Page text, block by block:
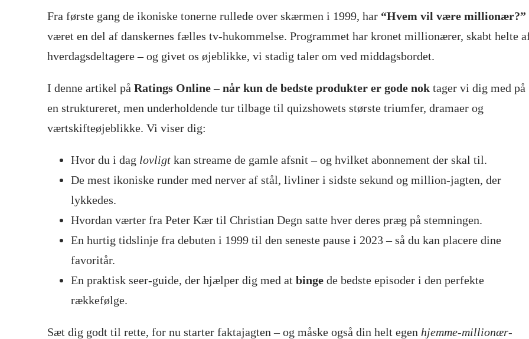
Fra første gang de ikoniske tonerne rullede over skærmen i 1999, har “Hvem vil være millionær?”
været en del af danskernes fælles tv-hukommelse. Programmet har kronet millionærer, skabt helte
hverdagsdeltagere – og givet os øjeblikke, vi stadig taler om ved middagsbordet.
I denne artikel på Ratings Online – når kun de bedste produkter er gode nok tager vi dig med på
en struktureret, men underholdende tur tilbage til quizshowets største triumfer, dramaer og
værtskifte­øjeblikke. Vi viser dig:
Hvor du i dag lovligt kan streame de gamle afsnit – og hvilket abonnement der skal til.
De mest ikoniske runder med nerver af stål, livliner i sidste sekund og million-jagten, der
lykkedes.
Hvordan værter fra Peter Kær til Christian Degn satte hver deres præg på stemningen.
En hurtig tidslinje fra debuten i 1999 til den seneste pause i 2023 – så du kan placere dine
favoritår.
En praktisk seer-guide, der hjælper dig med at binge de bedste episoder i den perfekte
rækkefølge.
Sæt dig godt til rette, for nu starter faktajagten – og måske også din helt egen hjemme-millionær-